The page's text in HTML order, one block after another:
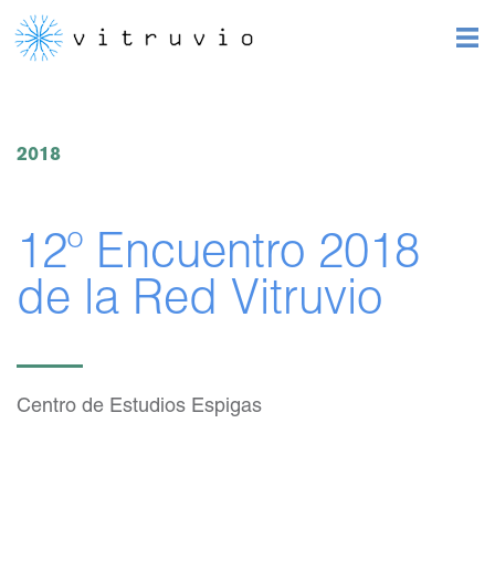
2018
12º Encuentro 2018
de la Red Vitruvio
Centro de Estudios Espigas